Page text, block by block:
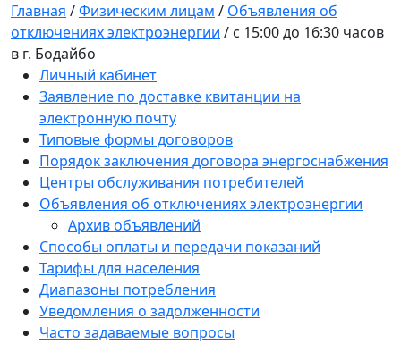
Главная /Физическим лицам / Объявления об
отключениях электроэнергии / с 15:00 до 16:30 часов
в г. Бодайбо
Личный кабинет
Заявление по доставке квитанции на
электронную почту
Типовые формы договоров
Порядок заключения договора энергоснабжения
Центры обслуживания потребителей
Объявления об отключениях электроэнергии
Архив объявлений
Способы оплаты и передачи показаний
Тарифы для населения
Диапазоны потребления
Уведомления о задолженности
Часто задаваемые вопросы